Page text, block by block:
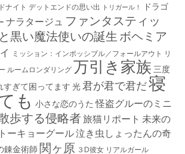
ナイト デットエンドの思い出 トリガール！
ドラゴ
ナラタージュ ファンタスティッ
黒い魔法使いの誕生 ボヘミア
ミッション：インポッシブル／フォールアウト リ
ルームロンダリング万引き家族 三度
すぎて困ってます 光君が君で君だ寝
も 小さな恋のうた 怪盗グルーのミニ
歩する侵略者旅猫リポート 未来の
ーキョーグール泣き虫しょったんの奇
錬金術師 関ヶ原 ３D彼女 リアルガール